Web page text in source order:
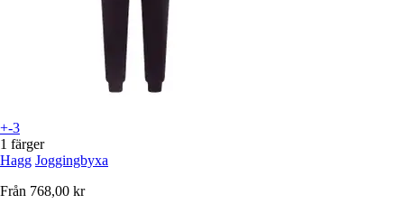
+-3
1 färger
Hagg Joggingbyxa
Från 768,00 kr